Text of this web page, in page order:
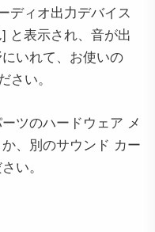
ディオ出力デバイス
と表示され、音が出
いれて、お使いの
さい。
ツのハードウェア メ
、別のサウンド カー
い。